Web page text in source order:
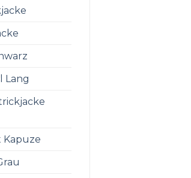
Lang
Kapuze